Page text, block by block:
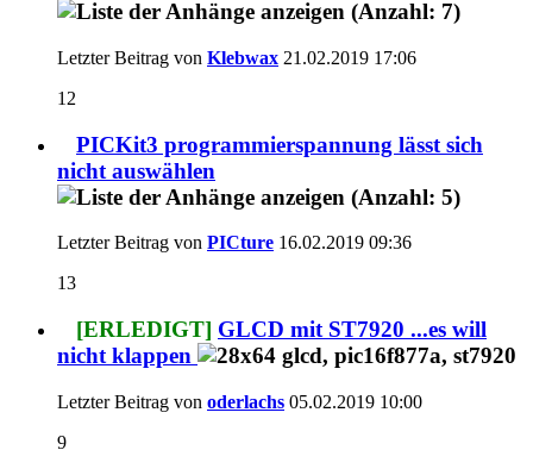
Letzter Beitrag von Klebwax 21.02.2019 17:06
12
PICKit3 programmierspannung lässt sich
nicht auswählen
Letzter Beitrag von PICture 16.02.2019 09:36
13
[ERLEDIGT] GLCD mit ST7920 ...es will
nicht klappen
Letzter Beitrag von oderlachs 05.02.2019 10:00
9